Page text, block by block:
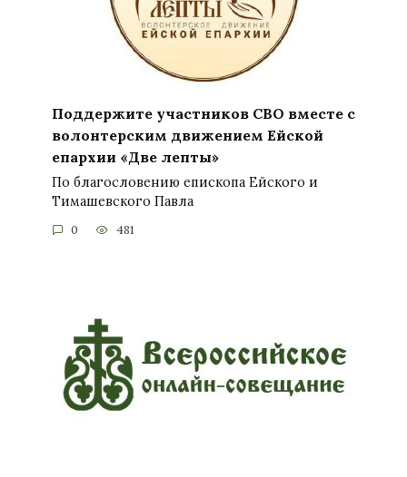
Поддержите участников СВО вместе с
волонтерским движением Ейской
епархии «Две лепты»
По благословению епископа Ейского и
Тимашевского Павла
0 481